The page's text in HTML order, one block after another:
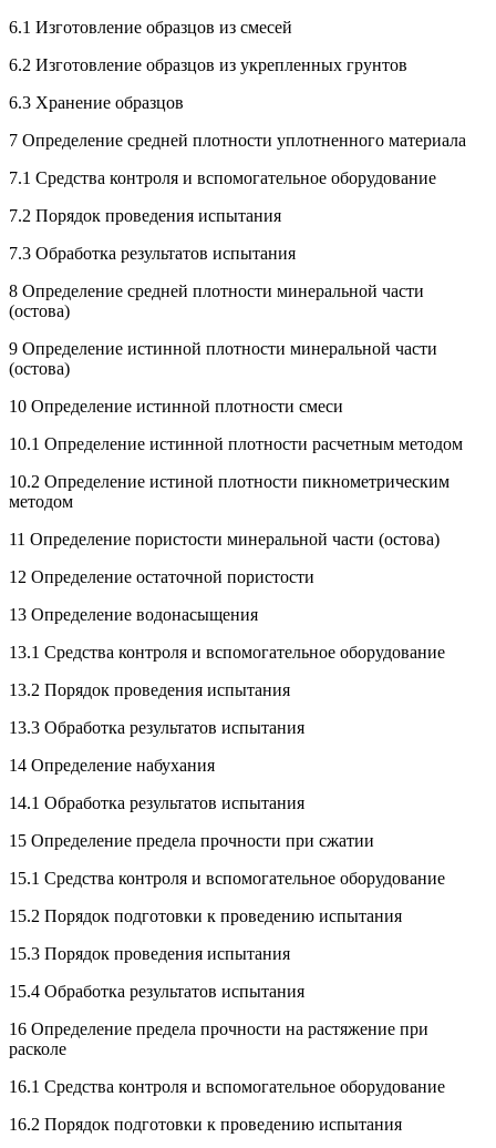
6.1 Изготовление образцов из смесей
6.2 Изготовление образцов из укрепленных грунтов
6.3 Хранение образцов
7 Определение средней плотности уплотненного материала
7.1 Средства контроля и вспомогательное оборудование
7.2 Порядок проведения испытания
7.3 Обработка результатов испытания
8 Определение средней плотности минеральной части
(остова)
9 Определение истинной плотности минеральной части
(остова)
10 Определение истинной плотности смеси
10.1 Определение истинной плотности расчетным методом
10.2 Определение истиной плотности пикнометрическим
методом
11 Определение пористости минеральной части (остова)
12 Определение остаточной пористости
13 Определение водонасыщения
13.1 Средства контроля и вспомогательное оборудование
13.2 Порядок проведения испытания
13.3 Обработка результатов испытания
14 Определение набухания
14.1 Обработка результатов испытания
15 Определение предела прочности при сжатии
15.1 Средства контроля и вспомогательное оборудование
15.2 Порядок подготовки к проведению испытания
15.3 Порядок проведения испытания
15.4 Обработка результатов испытания
16 Определение предела прочности на растяжение при
расколе
16.1 Средства контроля и вспомогательное оборудование
16.2 Порядок подготовки к проведению испытания